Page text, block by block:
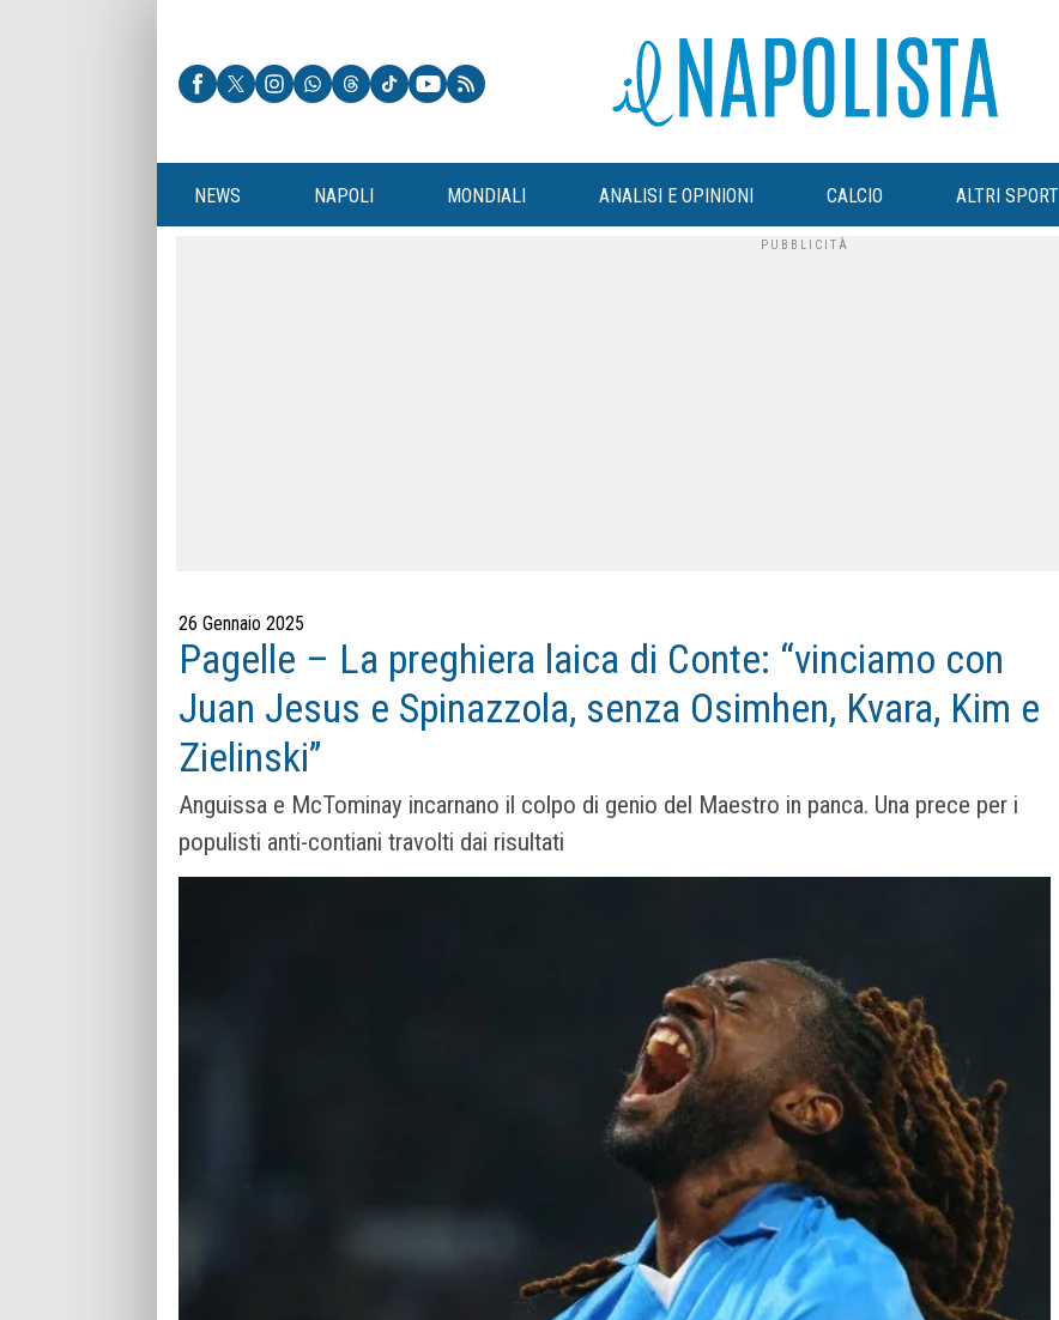
NEWS NAPOLI MONDIALI ANALISI E OPINIONI CALCIO ALTRI SPORT
26 Gennaio 2025
Pagelle – La preghiera laica di Conte: “vinciamo con
Juan Jesus e Spinazzola, senza Osimhen, Kvara, Kim e
Zielinski”
Anguissa e McTominay incarnano il colpo di genio del Maestro in panca. Una prece per i
populisti anti-contiani travolti dai risultati